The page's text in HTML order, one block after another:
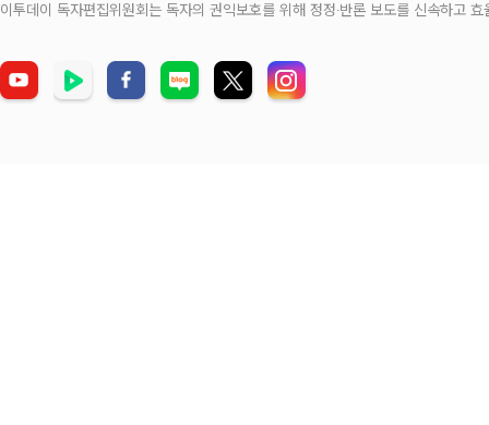
이투데이 독자편집위원회는 독자의 권익보호를 위해 정정‧반론 보도를 신속하고